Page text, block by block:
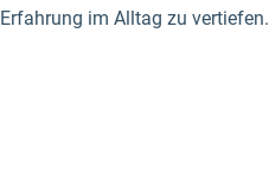
im Alltag zu vertiefen.